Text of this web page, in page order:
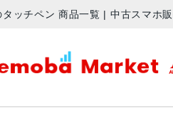
タッチペン 商品一覧 | 中古スマホ
マーケット